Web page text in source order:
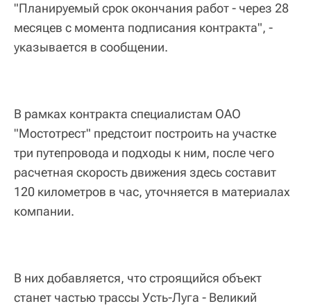
"Планируемый срок окончания работ - через 28
месяцев с момента подписания контракта", -
указывается в сообщении.
В рамках контракта специалистам ОАО
"Мостотрест" предстоит построить на участке
три путепровода и подходы к ним, после чего
расчетная скорость движения здесь составит
120 километров в час, уточняется в материалах
компании.
В них добавляется, что строящийся объект
станет частью трассы Усть-Луга - Великий